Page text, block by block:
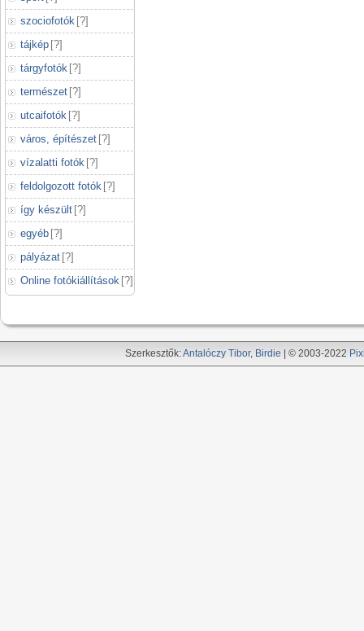
szociofotók [?]
tájkép [?]
tárgyfotók [?]
természet [?]
utcaifotók [?]
város, építészet [?]
vízalatti fotók [?]
feldolgozott fotók [?]
így készült [?]
egyéb [?]
pályázat [?]
Online fotókiállítások [?]
Szerkesztők:Antalóczy Tibor, Birdie | © 2003-2022